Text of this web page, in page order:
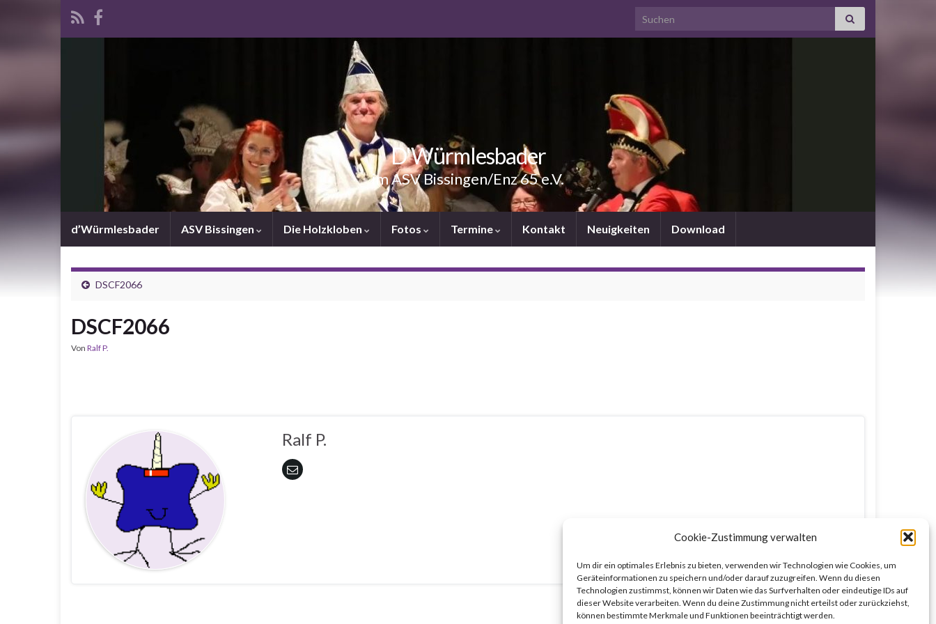
Cookie-Zustimmung verwalten
Um dir ein optimales Erlebnis zu bieten, verwenden wir Technologien wie Cookies, um
Geräteinformationen zu speichern und/oder darauf zuzugreifen. Wenn du diesen
Technologien zustimmst, können wir Daten wie das Surfverhalten oder eindeutige IDs auf
dieser Website verarbeiten. Wenn du deine Zustimmung nicht erteilst oder zurückziehst,
können bestimmte Merkmale und Funktionen beeinträchtigt werden.
Search for:
D'Würmlesbader
im ASV Bissingen/Enz 65 e.V.
d’Würmlesbader ASV Bissingen Die Holzkloben Fotos Termine Kontakt Neuigkeiten Download
DSCF2066
DSCF2066
Von Ralf P.
Ralf P.